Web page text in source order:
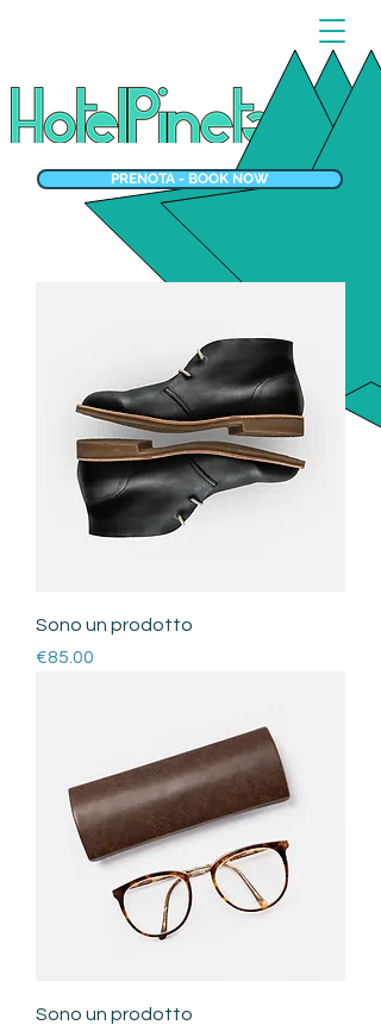
PRENOTA - BOOK NOW
Sono un prodotto
Price
€85.00
Sono un prodotto